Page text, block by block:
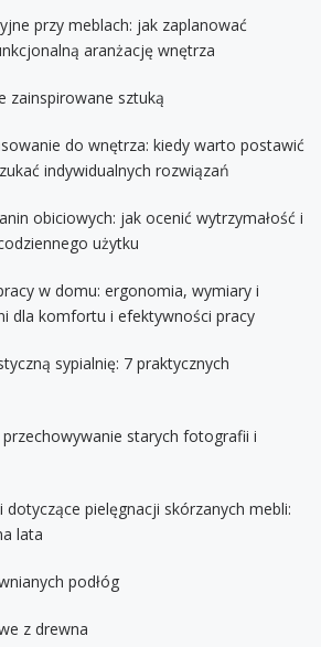
przy meblach: jak zaplanować
aranżację wnętrza
zainspirowane sztuką
do wnętrza: kiedy warto postawić
indywidualnych rozwiązań
obiciowych: jak ocenić wytrzymałość i
użytku
w domu: ergonomia, wymiary i
dla komfortu i efektywności pracy
sypialnię: 7 praktycznych
starych fotografii i
dotyczące pielęgnacji skórzanych mebli:
lata
podłóg
z drewna